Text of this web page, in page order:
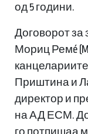
од 5 години.
Договорот за
Мориц Ремé
Приштина и
директор и
на АД ЕСМ.
го потпишаа